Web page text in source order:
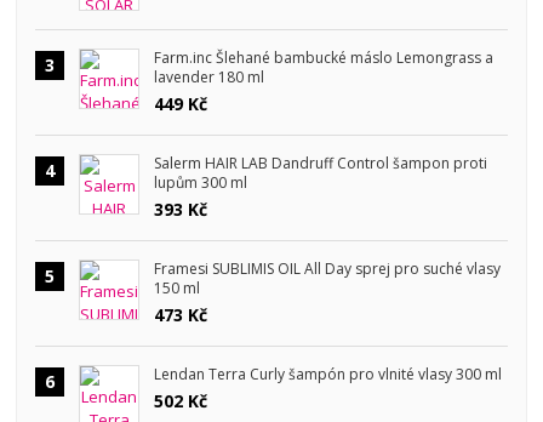
3
Farm.inc Šlehané bambucké máslo Lemongrass a
lavender 180 ml
449 Kč
4
Salerm HAIR LAB Dandruff Control šampon proti
lupům 300 ml
393 Kč
5
Framesi SUBLIMIS OIL All Day sprej pro suché vlasy
150 ml
473 Kč
6 Lendan Terra Curly šampón pro vlnité vlasy 300 ml
502 Kč